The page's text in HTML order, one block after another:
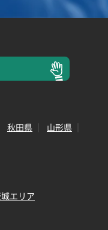
秋田県
山形県
エリア